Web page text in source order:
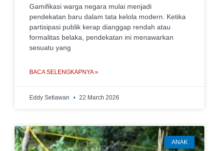
Gamifikasi warga negara mulai menjadi
pendekatan baru dalam tata kelola modern. Ketika
partisipasi publik kerap dianggap rendah atau
formalitas belaka, pendekatan ini menawarkan
sesuatu yang
BACA SELENGKAPNYA »
Eddy Setiawan 22 March 2026
ANAK